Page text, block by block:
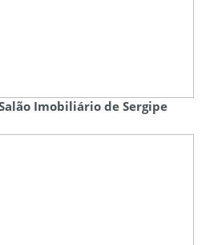
Imobiliário de Sergipe